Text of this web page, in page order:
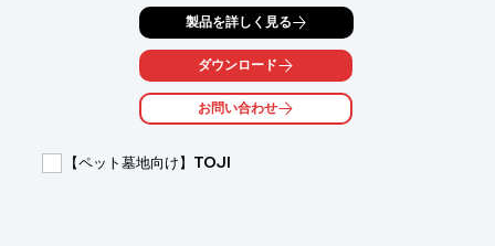
ッフの疲労回復とコンディション維持をサポートします。
【活用シーン】
・動物病院スタッフの休憩スペース
・情報共有のための会議室
・病院スタッフ向けの福利厚生
・心身のバランスを整え、ストレス軽減
製品を詳しく見る
ダウンロード
お問い合わせ
【ペット墓地向け】TOJI